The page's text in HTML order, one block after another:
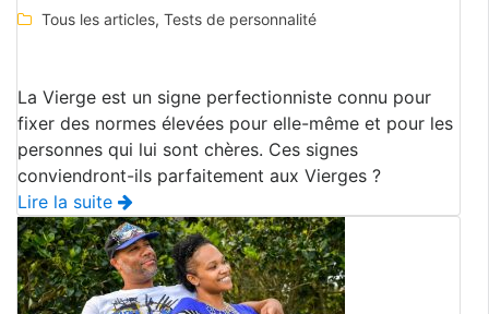
Tous les articles, Tests de personnalité
La Vierge est un signe perfectionniste connu pour
fixer des normes élevées pour elle-même et pour les
personnes qui lui sont chères. Ces signes
conviendront-ils parfaitement aux Vierges ?
Lire la suite